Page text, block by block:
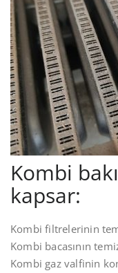
Kombi
kapsar:
Kombi filtrelerinin
Kombi bacasının
Kombi gaz valfinin